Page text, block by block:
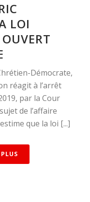
LOI
Démocrate,
réagit à l’arrêt
par la Cour
de l’affaire
que la loi [...]